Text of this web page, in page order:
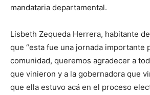
mandataria departamental.
Lisbeth Zequeda Herrera, habitante
que “esta fue una jornada importante
comunidad, queremos agradecer a
que vinieron y a la gobernadora que
que ella estuvo acá en el proceso